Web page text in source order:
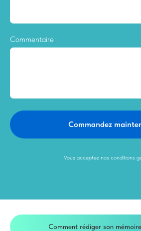
Commentaire
Commandez
Vous acceptez nos conditions
Comment rédiger son